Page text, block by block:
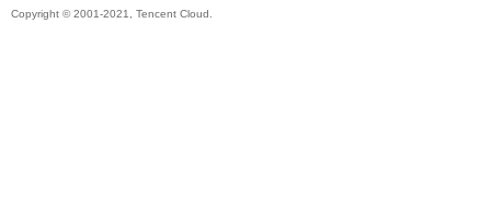
Copyright © 2001-2021, Tencent Cloud.